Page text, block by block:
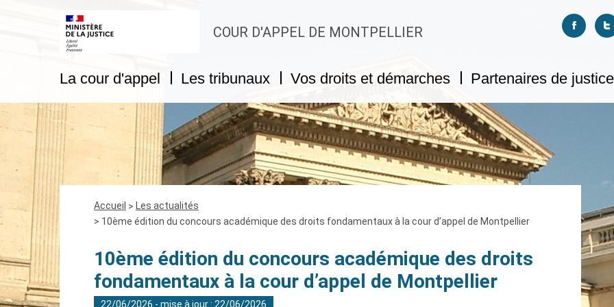
COUR D'APPEL DE MONTPELLIER Suivez-
La cour d'appel Les tribunaux Vos droits et démarches Partenaires de justice
Fil
d'Ariane
Accueil
Les actualités
10ème édition du concours académique des droits fondamentaux à la cour d’appel de Montpellier
10ème édition du concours académique des droits
fondamentaux à la cour d’appel de Montpellier
22/06/2026 - mise à jour : 22/06/2026